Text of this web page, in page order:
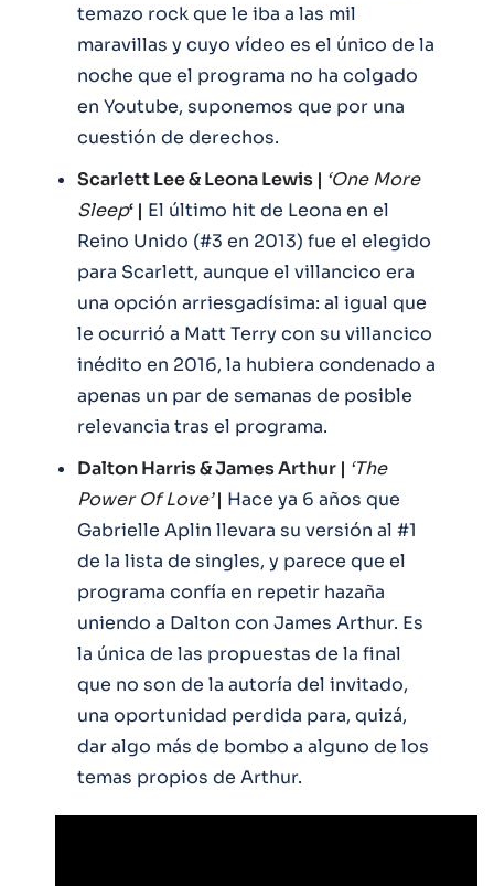
temazo rock que le iba a las mil
maravillas y cuyo vídeo es el único de la
noche que el programa no ha colgado
en Youtube, suponemos que por una
cuestión de derechos.
Scarlett Lee & Leona Lewis | ‘One More
Sleep‘ | El último hit de Leona en el
Reino Unido (#3 en 2013) fue el elegido
para Scarlett, aunque el villancico era
una opción arriesgadísima: al igual que
le ocurrió a Matt Terry con su villancico
inédito en 2016, la hubiera condenado a
apenas un par de semanas de posible
relevancia tras el programa.
Dalton Harris & James Arthur | ‘The
Power Of Love’| Hace ya 6 años que
Gabrielle Aplin llevara su versión al #1
de la lista de singles, y parece que el
programa confía en repetir hazaña
uniendo a Dalton con James Arthur. Es
la única de las propuestas de la final
que no son de la autoría del invitado,
una oportunidad perdida para, quizá,
dar algo más de bombo a alguno de los
temas propios de Arthur.